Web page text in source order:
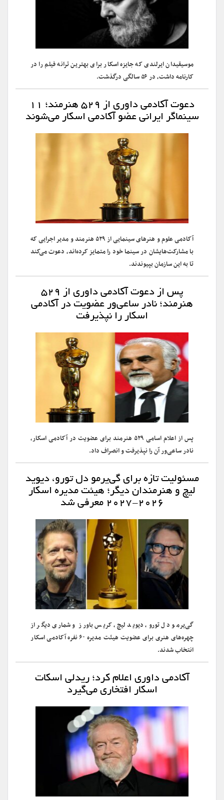
موسیقیدان ایرلندی که جایزه اسکار برای بهترین ترانه فیلم را در
کارنامه داشت، در ۵۶ سالگی درگذشت.
دعوت آکادمی داوری از ۵۲۹ هنرمند؛ ۱۱
سینماگر ایرانی عضو آکادمی اسکار می‌شوند
آکادمی علوم و هنرهای سینمایی از ۵۲۹ هنرمند و مدیر اجرایی که
با مشارکت‌هایشان در سینما خود را متمایز کرده‌اند، دعوت می‌کند
تا به این سازمان بپیوندند.
پس از دعوت آکادمی داوری از ۵۲۹
هنرمند؛ نادر ساعی‌ور عضویت در آکادمی
اسکار را نپذیرفت
پس از اعلام اسامی ۵۲۹ هنرمند برای عضویت در آکادمی اسکار،
نادر ساعی‌ور آن را نپذیرفت و انصراف داد.
مسئولیت تازه برای گی‌یرمو دل تورو، دیوید
لیچ و هنرمندان دیگر؛ هیئت مدیره اسکار
۲۰۲۶-۲۰۲۷ معرفی شد
گی‌یرمو دل تورو، دیوید لیچ، کریس باورز و شماری دیگر از
چهره‌های هنری برای عضویت هیئت مدیره ۶۰ نفره آکادمی اسکار
انتخاب شدند.
آکادمی داوری اعلام کرد؛ ریدلی اسکات
اسکار افتخاری می‌گیرد